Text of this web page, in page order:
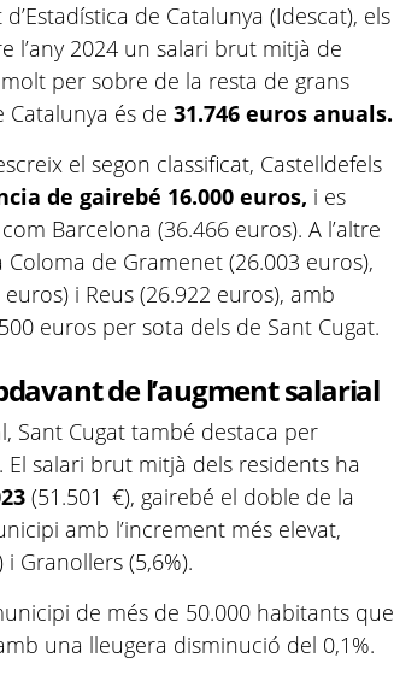
de Catalunya (Idescat), els
l’any 2024 un salari brut mitjà de
per sobre de la resta de grans
Catalunya és de31.746 euros anuals.
el segon classificat, Castelldefels
de gairebé 16.000 euros, i es
Barcelona (36.466 euros). A l’altre
de Gramenet (26.003 euros),
i Reus (26.922 euros), amb
euros per sota dels de Sant Cugat.
de l’augment salarial
Sant Cugat també destaca per
El salari brut mitjà dels residents ha
(51.501 €), gairebé el doble de la
amb l’increment més elevat,
Granollers (5,6%).
de més de 50.000 habitants que
una lleugera disminució del 0,1%.